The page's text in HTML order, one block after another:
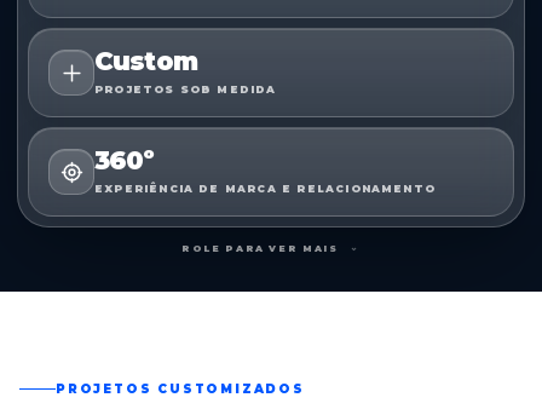
Custom
PROJETOS SOB MEDIDA
360º
EXPERIÊNCIA DE MARCA E RELACIONAMENTO
ROLE PARA VER MAIS ⌄
PROJETOS CUSTOMIZADOS